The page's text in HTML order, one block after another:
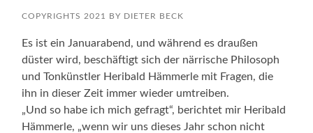
COPYRIGHTS 2021 BY DIETER BECK
Es ist ein Januarabend, und während es draußen
düster wird, beschäftigt sich der närrische Philosoph
und Tonkünstler Heribald Hämmerle mit Fragen, die
ihn in dieser Zeit immer wieder umtreiben.
„Und so habe ich mich gefragt“, berichtet mir Heribald
Hämmerle, „wenn wir uns dieses Jahr schon nicht